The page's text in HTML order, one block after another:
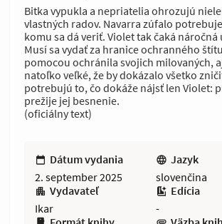
Bitka vypukla a nepriatelia ohrozujú
vlastných radov. Navarra zúfalo
komu sa dá veriť. Violet tak čaká
Musí sa vydať za hranice ochranného
pomocou ochránila svojich milovaných,
natoľko veľké, že by dokázalo všetko
potrebujú to, čo dokáže nájsť len Violet:
prežije jej besnenie.
(oficiálny text)
Dátum vydania
2. september 2025
Jazyk
slovenčina
Vydavateľ
Ikar
Edícia
-